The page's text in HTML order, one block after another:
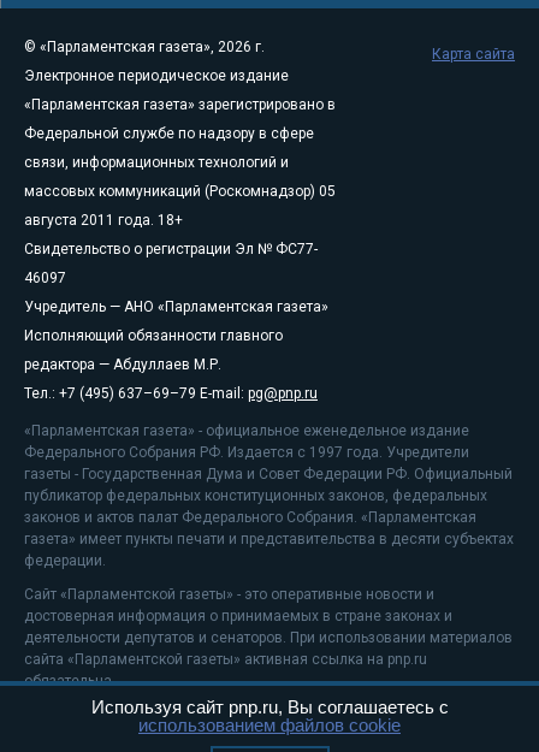
© «Парламентская газета», 2026 г.
Электронное периодическое издание
«Парламентская газета» зарегистрировано в
Федеральной службе по надзору в сфере
связи, информационных технологий и
массовых коммуникаций (Роскомнадзор) 05
августа 2011 года. 18+
Свидетельство о регистрации Эл № ФС77-
46097
Учредитель — АНО «Парламентская газета»
Исполняющий обязанности главного
редактора — Абдуллаев М.Р.
Тел.: +7 (495) 637–69–79 E-mail: pg@pnp.ru
«Парламентская газета» - официальное еженедельное издание
Федерального Собрания РФ. Издается с 1997 года. Учредители
газеты - Государственная Дума и Совет Федерации РФ. Официальный
публикатор федеральных конституционных законов, федеральных
законов и актов палат Федерального Собрания. «Парламентская
газета» имеет пункты печати и представительства в десяти субъектах
федерации.
Сайт «Парламентской газеты» - это оперативные новости и
достоверная информация о принимаемых в стране законах и
деятельности депутатов и сенаторов. При использовании материалов
сайта «Парламентской газеты» активная ссылка на pnp.ru
обязательна.
На информационном ресурсе применяютсярекомендательные
Карта сайта
Используя сайт pnp.ru, Вы соглашаетесь с
использованием файлов cookie